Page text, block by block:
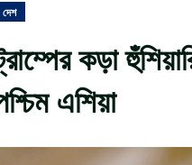
দেশ
কড়া
এশিয়া